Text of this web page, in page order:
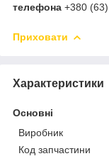
телефона +380
Приховати
Характеристики
Основні
Виробник
Код запчастини